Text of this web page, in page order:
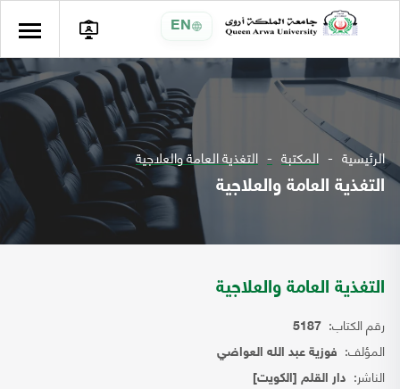
EN
الرئيسية المكتبة التغذية العامة والعلاجية
التغذية العامة والعلاجية
التغذية العامة والعلاجية
رقم الكتاب: 5187
المؤلف: فوزية عبد الله العواضي
الناشر: دار القلم [الكويت]